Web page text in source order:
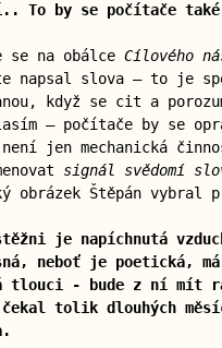
To by se počítače
na obálce Cílového
napsal slova — to je
když se cit a
— počítače by se
jen mechanická
signál svědomí
obrázek Štěpán
je napíchnutá
neboť je poetická,
tlouci - bude z ní mít
čekal tolik dlouhých